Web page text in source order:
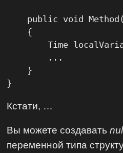
public void
    {
Time
        ...
    }
}
Кстати, …
Вы можете создавать
переменной типа